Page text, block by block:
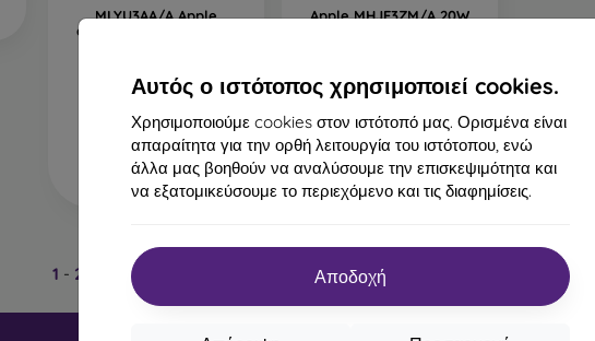
Αυτός ο ιστότοπος χρησιμοποιεί cookies.
Χρησιμοποιούμε cookies στον ιστότοπό μας. Ορισμένα είναι
απαραίτητα για την ορθή λειτουργία του ιστότοπου, ενώ
άλλα μας βοηθούν να αναλύσουμε την επισκεψιμότητα και
να εξατομικεύσουμε το περιεχόμενο και τις διαφημίσεις.
Αποδοχή
MLYU3AA/A Apple
φορτιστής USB-C 140W
61,90 €
Τελευταίο τεμάχιο σε
απόθεμα
Apple MHJE3ZM/A 20W
Διαθέσιμο 2 τεμ
1 - 2 του συνόλου